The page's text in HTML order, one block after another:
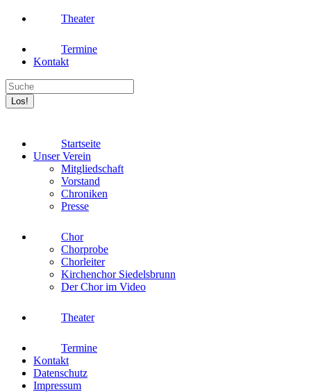
Theater
Termine
Kontakt
Search:
Startseite
Unser Verein
Mitgliedschaft
Vorstand
Chroniken
Presse
Chor
Chorprobe
Chorleiter
Kirchenchor Siedelsbrunn
Der Chor im Video
Theater
Termine
Kontakt
Datenschutz
Impressum